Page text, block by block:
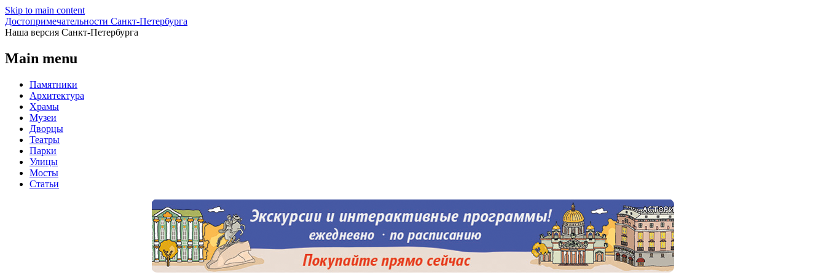
Skip to main content
Достопримечательности Санкт-Петербурга
Наша версия Санкт-Петербурга
Main menu
Памятники
Архитектура
Храмы
Музеи
Дворцы
Театры
Парки
Улицы
Мосты
Статьи